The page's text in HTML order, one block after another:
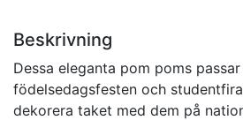
Beskrivning
Dessa eleganta pom poms
födelsedagsfesten och
dekorera taket med dem på